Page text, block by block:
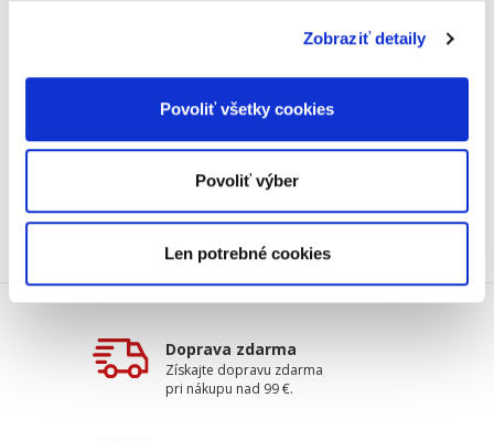
Zobraziť detaily
Povoliť všetky cookies
Povoliť výber
Len potrebné cookies
Publikácia vysvetľuje súčasnú problematiku
rozhodcovského konania aj vo svetle zmien v
oblasti občianskeho práva procesného a
podáva súhrnný a podrobný pohľad na zákon
Doprava zdarma
Získajte dopravu zdarma
pri nákupu nad 99 €.